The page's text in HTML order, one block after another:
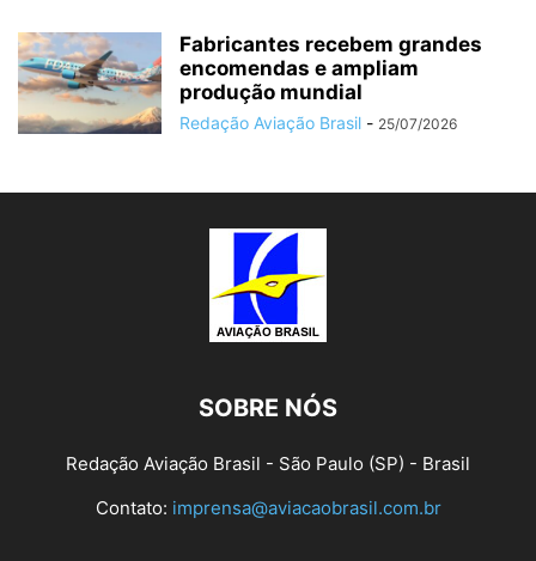
Fabricantes recebem grandes
encomendas e ampliam
produção mundial
Redação Aviação Brasil - 25/07/2026
SOBRE NÓS
Redação Aviação Brasil - São Paulo (SP) - Brasil
Contato: imprensa@aviacaobrasil.com.br